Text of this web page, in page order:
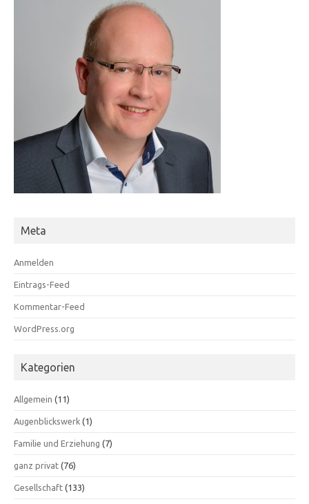
Meta
Anmelden
Eintrags-Feed
Kommentar-Feed
WordPress.org
Kategorien
Allgemein (11)
Augenblickswerk (1)
Familie und Erziehung (7)
ganz privat (76)
Gesellschaft (133)